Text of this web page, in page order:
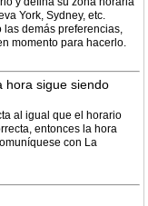
York, Sydney, etc.
las demás preferencias,
momento para hacerlo.
hora sigue siendo
al igual que el horario
entonces la hora
con La